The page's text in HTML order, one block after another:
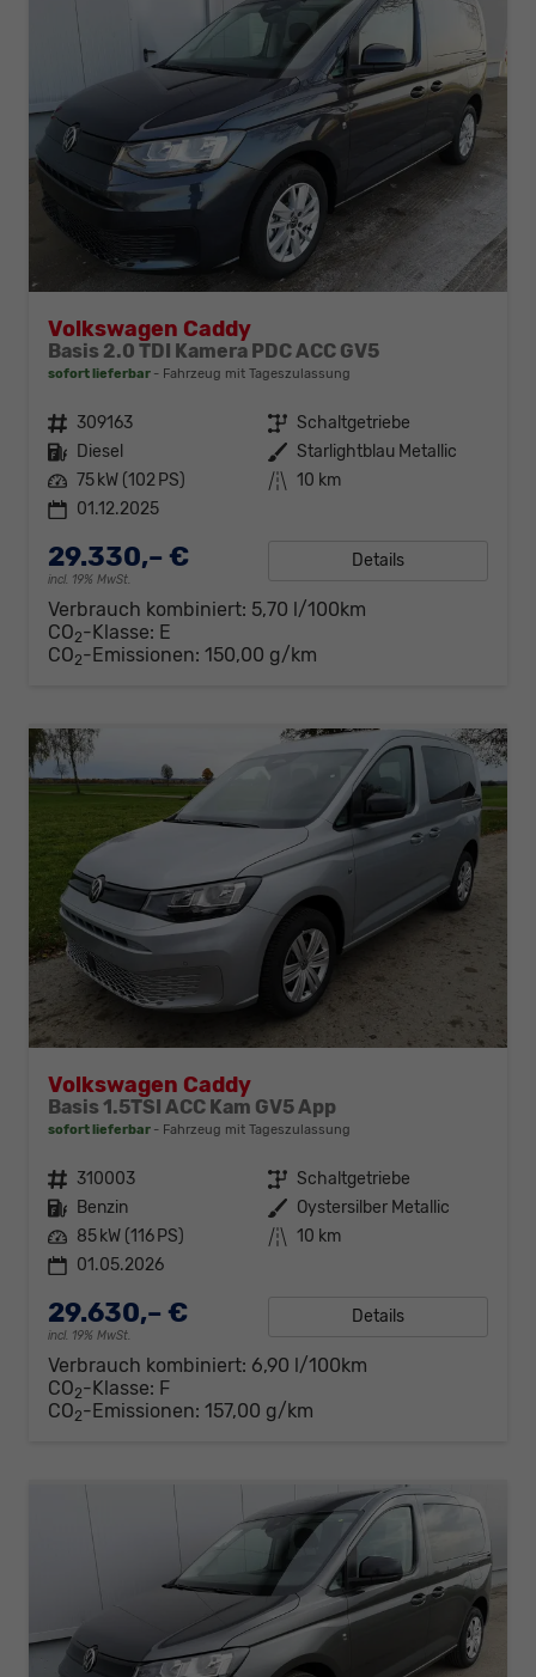
Volkswagen Caddy
Basis 2.0 TDI Kamera PDC ACC GV5
sofort lieferbar Fahrzeug mit Tageszulassung
Fahrzeugnr. 309163 Getriebe Schaltgetriebe
Kraftstoff Diesel Außenfarbe Starlightblau Metallic
Leistung 75 kW (102 PS) Kilometerstand 10 km
01.12.2025
29.330,– €
incl. 19% MwSt.
Details
Verbrauch kombiniert: 5,70 l/100km
CO2-Klasse: E
CO2-Emissionen: 150,00 g/km
Volkswagen Caddy
Basis 1.5TSI ACC Kam GV5 App
sofort lieferbar Fahrzeug mit Tageszulassung
Fahrzeugnr. 310003 Getriebe Schaltgetriebe
Kraftstoff Benzin Außenfarbe Oystersilber Metallic
Leistung 85 kW (116 PS) Kilometerstand 10 km
01.05.2026
29.630,– €
incl. 19% MwSt.
Details
Verbrauch kombiniert: 6,90 l/100km
CO2-Klasse: F
CO2-Emissionen: 157,00 g/km